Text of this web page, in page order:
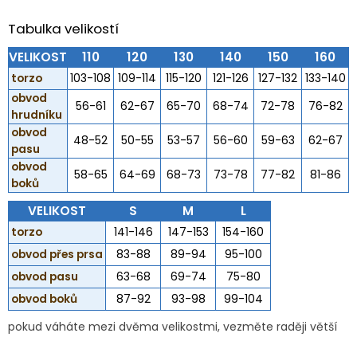
Tabulka velikostí
VELIKOST 110 120 130 140 150 160
torzo 103-108 109-114 115-120 121-126 127-132 133-140
obvod
hrudníku
56-61 62-67 65-70 68-74 72-78
76-82
obvod
pasu
48-52 50-55 53-57 56-60 59-63
62-67
obvod
boků
58-65 64-69 68-73 73-78 77-82 81-86
VELIKOST S M L
torzo 141-146 147-153
154-160
obvod přes prsa
83-88 89-94
95-100
obvod pasu
63-68 69-74
75-80
obvod boků
87-92 93-98
99-104
pokud váháte mezi dvěma velikostmi, vezměte raději větší